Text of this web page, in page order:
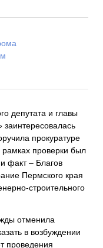
депутата и главы
прокуратуре
рамках проверки был
факт – Благов
Пермского края
строительного
отменила
в возбуждении
проведения